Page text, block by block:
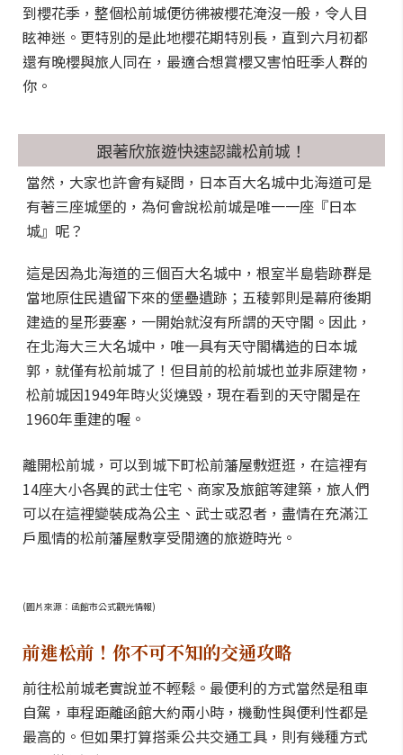
到櫻花季，整個松前城便彷彿被櫻花淹沒一般，令人目
眩神迷。更特別的是此地櫻花期特別長，直到六月初都
還有晚櫻與旅人同在，最適合想賞櫻又害怕旺季人群的
你。
跟著欣旅遊快速認識松前城！
當然，大家也許會有疑問，日本百大名城中北海道可是
有著三座城堡的，為何會說松前城是唯一一座『日本
城』呢？
這是因為北海道的三個百大名城中，根室半島砦跡群是
當地原住民遺留下來的堡壘遺跡；五稜郭則是幕府後期
建造的星形要塞，一開始就沒有所謂的天守閣。因此，
在北海大三大名城中，唯一具有天守閣構造的日本城
郭，就僅有松前城了！但目前的松前城也並非原建物，
松前城因1949年時火災燒毀，現在看到的天守閣是在
1960年重建的喔。
離開松前城，可以到城下町松前藩屋敷逛逛，在這裡有
14座大小各異的武士住宅、商家及旅館等建築，旅人們
可以在這裡變裝成為公主、武士或忍者，盡情在充滿江
戶風情的松前藩屋敷享受閒適的旅遊時光。
(圖片來源：函館市公式觀光情報)
前進松前！你不可不知的交通攻略
前往松前城老實說並不輕鬆。最便利的方式當然是租車
自駕，車程距離函館大約兩小時，機動性與便利性都是
最高的。但如果打算搭乘公共交通工具，則有幾種方式